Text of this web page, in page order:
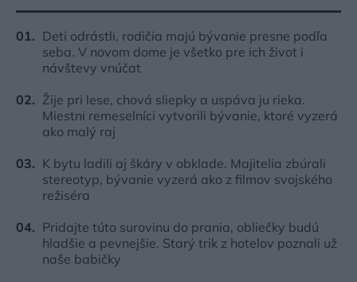
Deti odrástli, rodičia majú bývanie presne podľa
seba. V novom dome je všetko pre ich život i
návštevy vnúčat
Žije pri lese, chová sliepky a uspáva ju rieka.
Miestni remeselníci vytvorili bývanie, ktoré vyzerá
ako malý raj
K bytu ladili aj škáry v obklade. Majitelia zbúrali
stereotyp, bývanie vyzerá ako z filmov svojského
režiséra
Pridajte túto surovinu do prania, obliečky budú
hladšie a pevnejšie. Starý trik z hotelov poznali už
naše babičky